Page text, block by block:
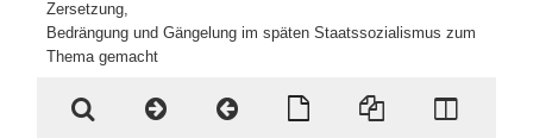
Zersetzung,
Bedrängung und Gängelung im späten Staatssozialismus zum
Thema gemacht